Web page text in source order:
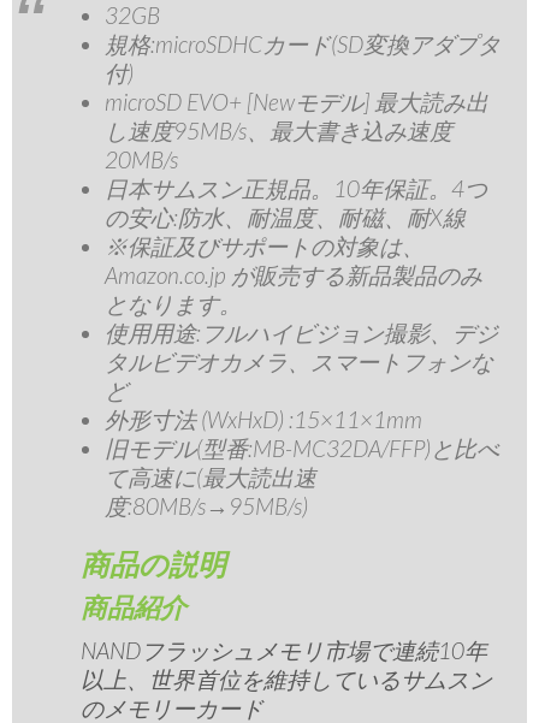
32GB
規格:microSDHCカード(SD変換アダプタ
付)
microSD EVO+ [Newモデル] 最大読み出
し速度95MB/s、最大書き込み速度
20MB/s
日本サムスン正規品。10年保証。4つ
の安心:防水、耐温度、耐磁、耐X線
※保証及びサポートの対象は、
Amazon.co.jp が販売する新品製品のみ
となります。
使用用途:フルハイビジョン撮影、デジ
タルビデオカメラ、スマートフォンな
ど
外形寸法 (WxHxD) :15×11×1mm
旧モデル(型番:MB-MC32DA/FFP)と比べ
て高速に(最大読出速
度:80MB/s→95MB/s)
商品の説明
商品紹介
NANDフラッシュメモリ市場で連続10年
以上、世界首位を維持しているサムスン
のメモリーカード